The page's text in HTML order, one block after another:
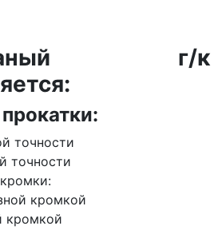
г/к
точности
точности
кромкой
кромкой